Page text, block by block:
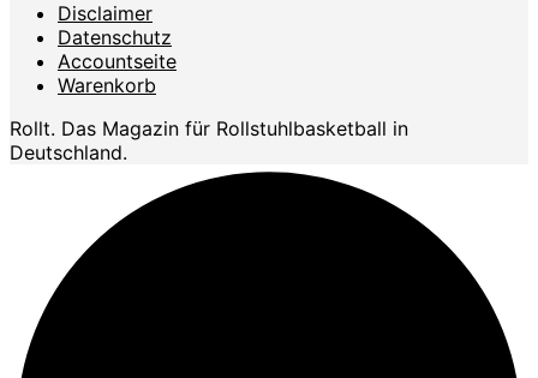
Disclaimer
Datenschutz
Accountseite
Warenkorb
Rollt. Das Magazin für Rollstuhlbasketball in
Deutschland.